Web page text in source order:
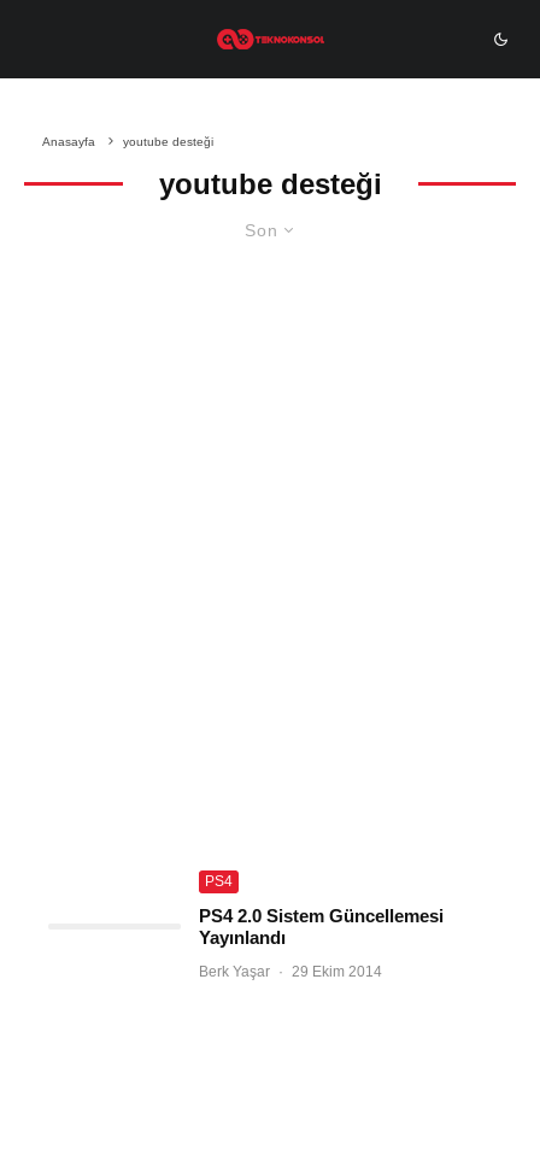
Anasayfa youtube desteği
youtube desteği
Son
PS4
PS4 2.0 Sistem Güncellemesi
Yayınlandı
Berk Yaşar · 29 Ekim 2014